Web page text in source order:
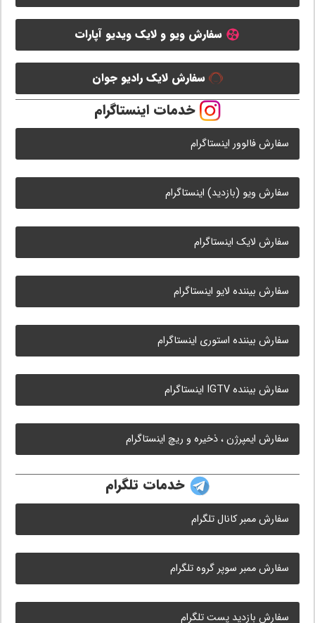
سفارش ویو و لایک ویدیو آپارات
سفارش لایک رادیو جوان
خدمات اینستاگرام
سفارش فالوور اینستاگرام
سفارش ویو (بازدید) اینستاگرام
سفارش لایک اینستاگرام
سفارش بیننده لایو اینستاگرام
سفارش بیننده استوری اینستاگرام
سفارش بیننده IGTV اینستاگرام
سفارش ایمپرژن ، ذخیره و ریچ اینستاگرام
خدمات تلگرام
سفارش ممبر کانال تلگرام
سفارش ممبر سوپر گروه تلگرام
سفارش بازدید پست تلگرام